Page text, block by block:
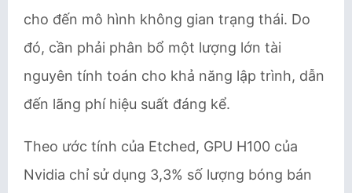
cho đến mô hình không gian trạng thái. Do
đó, cần phải phân bổ một lượng lớn tài
nguyên tính toán cho khả năng lập trình, dẫn
đến lãng phí hiệu suất đáng kể.
Theo ước tính của Etched, GPU H100 của
Nvidia chỉ sử dụng 3,3% số lượng bóng bán